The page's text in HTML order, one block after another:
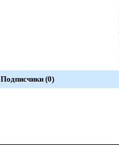
Подписчики (0)